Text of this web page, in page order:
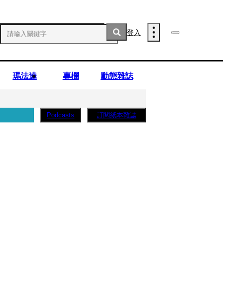
登入
瑪法達 專欄 動態雜誌
Podcasts 訂閱紙本雜誌